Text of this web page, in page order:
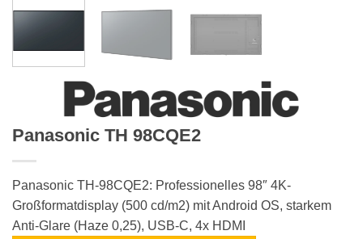
Panasonic TH 98CQE2
Panasonic TH-98CQE2: Professionelles 98″ 4K-
Großformatdisplay (500 cd/m2) mit Android OS, starkem
Anti-Glare (Haze 0,25), USB-C, 4x HDMI